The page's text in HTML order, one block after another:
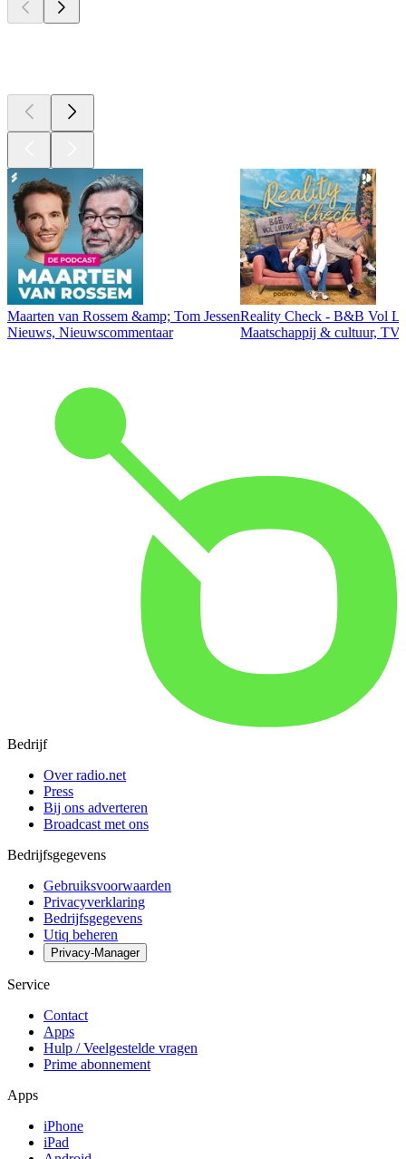
Maarten van Rossem &amp; Tom Jessen
Nieuws, Nieuwscommentaar
Reality Check - B&B Vol
Maatschappij & cultuur,
Bedrijf
Over radio.net
Press
Bij ons adverteren
Broadcast met ons
Bedrijfsgegevens
Gebruiksvoorwaarden
Privacyverklaring
Bedrijfsgegevens
Utiq beheren
Privacy-Manager
Service
Contact
Apps
Hulp / Veelgestelde vragen
Prime abonnement
Apps
iPhone
iPad